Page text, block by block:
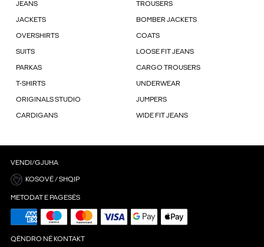
JEANS TROUSERS
JACKETS BOMBER JACKETS
OVERSHIRTS COATS
SUITS LOOSE FIT JEANS
PARKAS CARGO TROUSERS
T-SHIRTS UNDERWEAR
ORIGINALS STUDIO JUMPERS
CARDIGANS WIDE FIT JEANS
VENDI/GJUHA
KOSOVË / SHQIP
METODAT E PAGESËS
QËNDRO NË KONTAKT